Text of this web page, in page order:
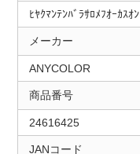
ﾋﾔｸﾏﾝﾃﾝﾊﾞﾗｻﾛﾒﾌｵｰｶｽｵﾝ
メーカー
ANYCOLOR
商品番号
24616425
JANコード